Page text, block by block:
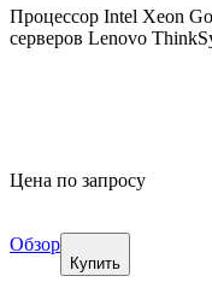
Процессор Intel Xeon
серверов Lenovo
Цена по запросу
Обзор
Купить